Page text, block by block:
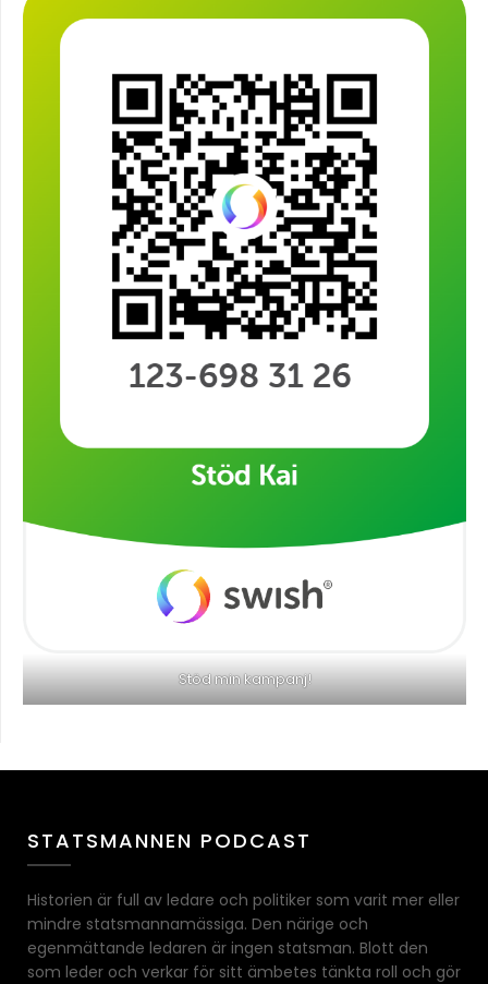
Stöd min kampanj!
STATSMANNEN PODCAST
Historien är full av ledare och politiker som varit mer eller
mindre statsmannamässiga. Den närige och
egenmättande ledaren är ingen statsman. Blott den
som leder och verkar för sitt ämbetes tänkta roll och gör